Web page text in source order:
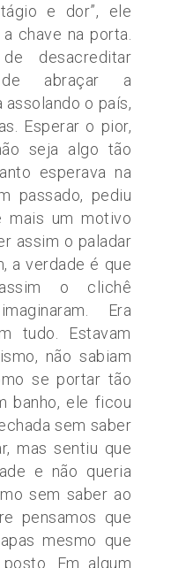
e dor”, ele
chave na porta.
desacreditar
abraçar a
o país,
Esperar o pior,
seja algo tão
esperava na
passado, pediu
mais um motivo
assim o paladar
a verdade é que
o clichê
Era
tudo. Estavam
não sabiam
se portar tão
banho, ele ficou
sem saber
mas sentiu que
e não queria
sem saber ao
pensamos que
mesmo que
Em algum